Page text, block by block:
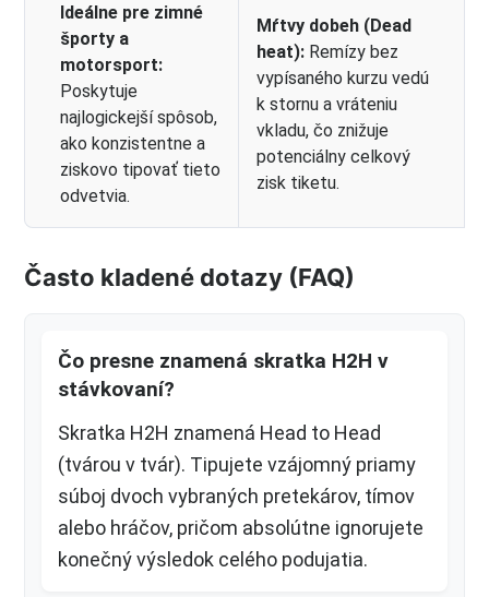
Ideálne pre zimné
športy a
motorsport:
Poskytuje
najlogickejší spôsob,
ako konzistentne a
ziskovo tipovať tieto
odvetvia.
Mŕtvy dobeh (Dead
heat): Remízy bez
vypísaného kurzu vedú
k stornu a vráteniu
vkladu, čo znižuje
potenciálny celkový
zisk tiketu.
Často kladené dotazy (FAQ)
Čo presne znamená skratka H2H v
stávkovaní?
Skratka H2H znamená Head to Head
(tvárou v tvár). Tipujete vzájomný priamy
súboj dvoch vybraných pretekárov, tímov
alebo hráčov, pričom absolútne ignorujete
konečný výsledok celého podujatia.